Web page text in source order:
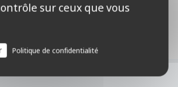
gigamic, boîte biseau
sur ceux que vous
Politique de confidentialité